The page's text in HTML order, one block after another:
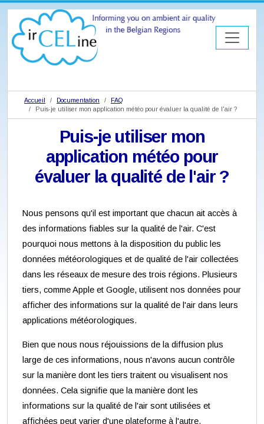
Accueil Documentation
FAQ
Puis-je utiliser mon application météo pour évaluer la qualité de l'air ?
Puis-je utiliser mon
application météo pour
évaluer la qualité de l'air ?
Nous pensons qu'il est important que chacun ait accès à
des informations fiables sur la qualité de l'air. C'est
pourquoi nous mettons à la disposition du public les
données météorologiques et de qualité de l'air collectées
dans les réseaux de mesure des trois régions. Plusieurs
tiers, comme Apple et Google, utilisent nos données pour
afficher des informations sur la qualité de l'air dans leurs
applications météorologiques.
Bien que nous nous réjouissions de la diffusion plus
large de ces informations, nous n'avons aucun contrôle
sur la manière dont les tiers traitent ou visualisent nos
données. Cela signifie que la manière dont les
informations sur la qualité de l'air sont utilisées et
affichées peut varier d'une plateforme à l'autre.